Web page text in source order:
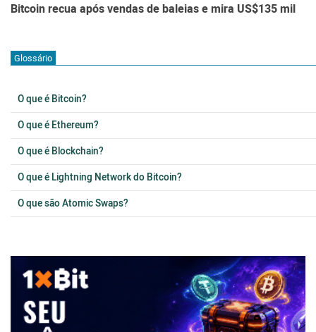
Bitcoin recua após vendas de baleias e mira US$135 mil
Glossário
O que é Bitcoin?
O que é Ethereum?
O que é Blockchain?
O que é Lightning Network do Bitcoin?
O que são Atomic Swaps?